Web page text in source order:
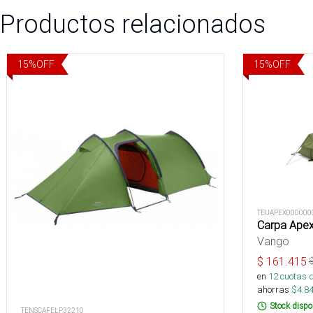
Productos relacionados
15%OFF
TENSCAFELP32210
15%OFF
Carpa
Vango
$ 161.415
en 12cuotas
ahorras $
Stock